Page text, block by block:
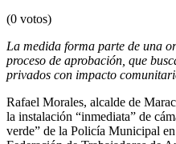
(0 votos)
La medida forma parte de una
proceso de aprobación, que
privados con impacto
Rafael Morales, alcalde de
la instalación “inmediata” de
verde” de la Policía Municipal